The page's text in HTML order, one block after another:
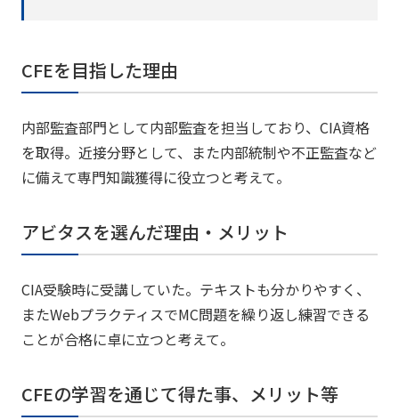
CFEを目指した理由
内部監査部門として内部監査を担当しており、CIA資格
を取得。近接分野として、また内部統制や不正監査など
に備えて専門知識獲得に役立つと考えて。
アビタスを選んだ理由・メリット
CIA受験時に受講していた。テキストも分かりやすく、
またWebプラクティスでMC問題を繰り返し練習できる
ことが合格に卓に立つと考えて。
CFEの学習を通じて得た事、メリット等